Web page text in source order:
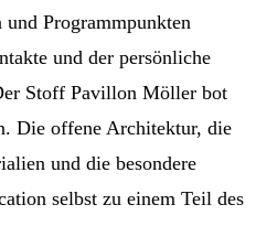
und Programmpunkten
und der persönliche
Stoff Pavillon Möller bot
Die offene Architektur, die
und die besondere
selbst zu einem Teil des